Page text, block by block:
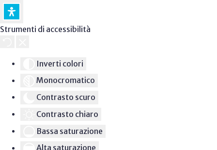
Strumenti di accessibilità
Inverti colori
Monocromatico
Contrasto scuro
Contrasto chiaro
Bassa saturazione
Alta saturazione